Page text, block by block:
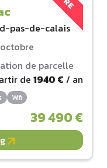
pas-de-calais
de parcelle
de 1940 € / an
Wifi
39 490 €